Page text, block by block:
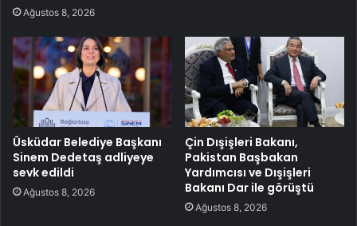
Ağustos 8, 2026
Üsküdar Belediye Başkanı
Sinem Dedetaş adliyeye
sevk edildi
Ağustos 8, 2026
Çin Dışişleri Bakanı,
Pakistan Başbakan
Yardımcısı ve Dışişleri
Bakanı Dar ile görüştü
Ağustos 8, 2026